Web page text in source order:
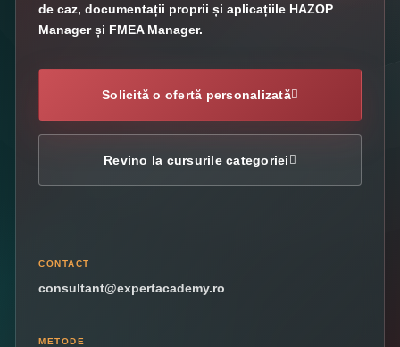
de caz, documentații proprii și aplicațiile HAZOP
Manager și FMEA Manager.
Solicită o ofertă personalizată
Revino la cursurile categoriei
CONTACT
consultant@expertacademy.ro
METODE